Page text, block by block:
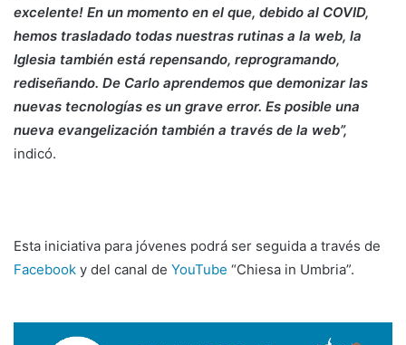
excelente! En un momento en el que, debido al COVID,
hemos trasladado todas nuestras rutinas a la web, la
Iglesia también está repensando, reprogramando,
rediseñando. De Carlo aprendemos que demonizar las
nuevas tecnologías es un grave error. Es posible una
nueva evangelización también a través de la web”,
indicó.
Esta iniciativa para jóvenes podrá ser seguida a través de
Facebook y del canal de YouTube “Chiesa in Umbria”.